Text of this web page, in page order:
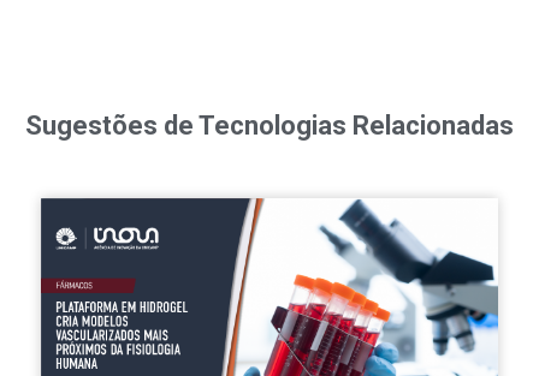
Sugestões de Tecnologias Relacionadas